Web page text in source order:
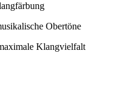
Obertöne
Klangvielfalt